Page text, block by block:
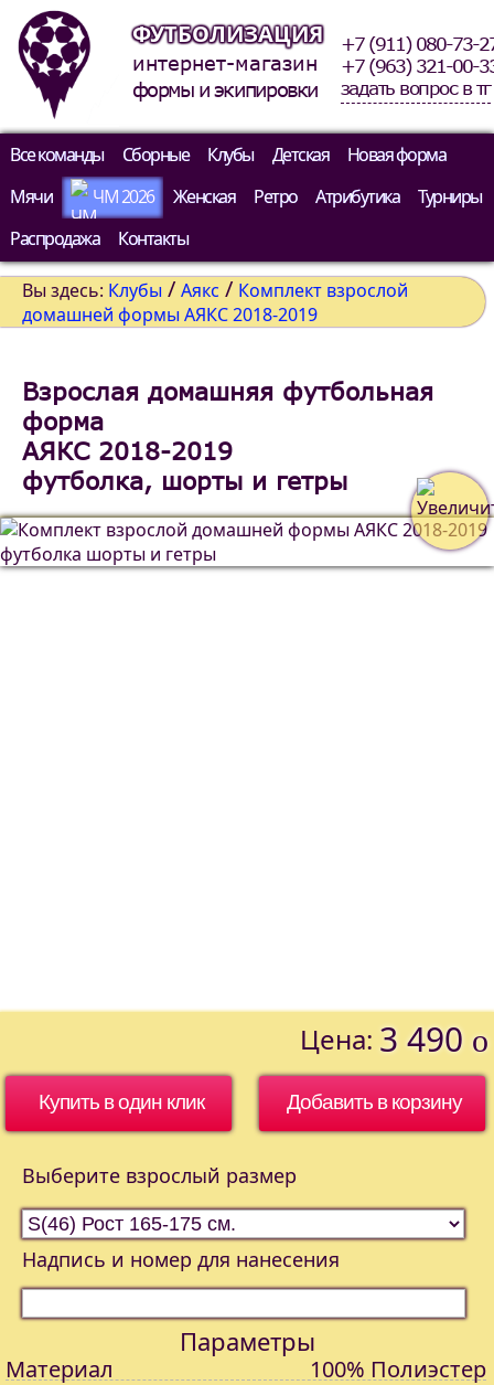
ФУТБОЛИЗАЦИЯ
интернет-магазин
формы и экипировки
+7 (911) 080-73-
+7 (963) 321-00-
задать вопрос в тг
Все команды Сборные Клубы Детская
Новая форма
Мячи
ЧМ 2026 Женская Ретро Атрибутика
Турниры
Распродажа
Контакты
Вы здесь: Клубы / Аякс / Комплект взрослой
домашней формы АЯКС 2018-2019
Взрослая домашняя футбольная
форма
АЯКС 2018-2019
футболка, шорты и гетры
Цена: 3 490 o
Купить в один клик
Выберите взрослый размер
Надпись и номер для нанесения
Параметры
Материал
100% Полиэстер